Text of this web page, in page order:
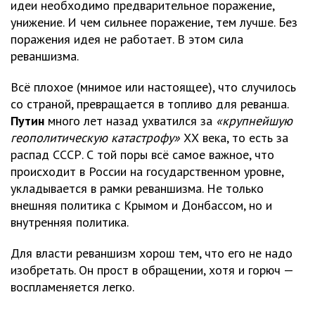
идеи необходимо предварительное поражение,
унижение. И чем сильнее поражение, тем лучше. Без
поражения идея не работает. В этом сила
реваншизма.
Всё плохое (мнимое или настоящее), что случилось
со страной, превращается в топливо для реванша.
Путин много лет назад ухватился за «крупнейшую
геополитическую катастрофу» ХХ века, то есть за
распад СССР. С той поры всё самое важное, что
происходит в России на государственном уровне,
укладывается в рамки реваншизма. Не только
внешняя политика с Крымом и Донбассом, но и
внутренняя политика.
Для власти реваншизм хорош тем, что его не надо
изобретать. Он прост в обращении, хотя и горюч —
воспламеняется легко.